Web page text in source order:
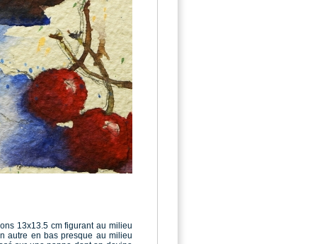
13x13.5 cm figurant au milieu
autre en bas presque au milieu